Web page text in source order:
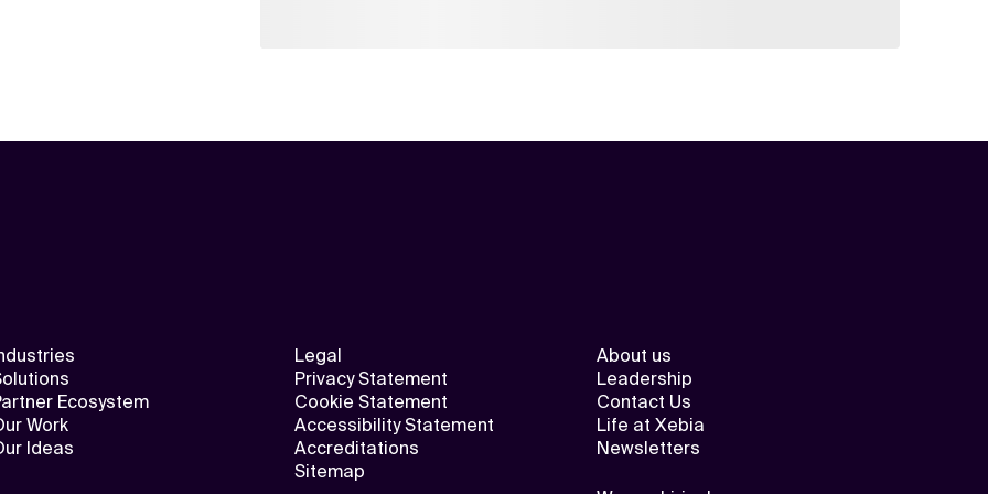
Ecosystem
Work
Ideas
Legal
Privacy Statement
Cookie Statement
Accessibility Statement
Accreditations
Sitemap
About us
Leadership
Contact Us
Life at Xebia
Newsletters